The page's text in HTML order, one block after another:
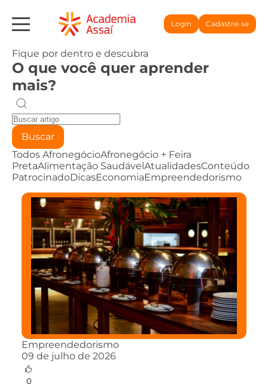
Login Cadastre-se
Fique por dentro e descubra
O que você quer aprender
mais?
Buscar
Todos AfronegócioAfronegócio + Feira
PretaAlimentação SaudávelAtualidadesConteúdo
PatrocinadoDicasEconomiaEmpreendedorismo
Empreendedorismo
09 de julho de 2026
0